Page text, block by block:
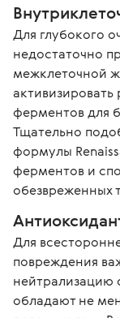
Для глубокого
недостаточно
межклеточной
ферментов для
Тщательно
формулы
ферментов и
обезвреженных
Для
повреждения
нейтрализацию
обладают не